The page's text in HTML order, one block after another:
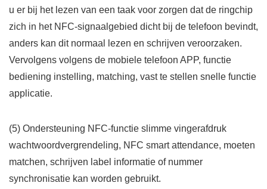
u er bij het lezen van een taak voor zorgen dat de ringchip
zich in het NFC-signaalgebied dicht bij de telefoon bevindt,
anders kan dit normaal lezen en schrijven veroorzaken.
Vervolgens volgens de mobiele telefoon APP, functie
bediening instelling, matching, vast te stellen snelle functie
applicatie.
(5) Ondersteuning NFC-functie slimme vingerafdruk
wachtwoordvergrendeling, NFC smart attendance, moeten
matchen, schrijven label informatie of nummer
synchronisatie kan worden gebruikt.